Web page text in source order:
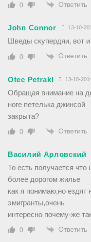
0 Ответить
John Connor 13-10-
Шведы скупердяи, вот
0 Ответить
Otec Petrakl 13-10-
Обращая внимание на
ноге петелька джинсой
закрыта?
0 Ответить
Василий Арловский
То есть получается
более дорогом жилье
как я понимаю,но
эмигранты,очень
интересно почему-же
0 Ответить